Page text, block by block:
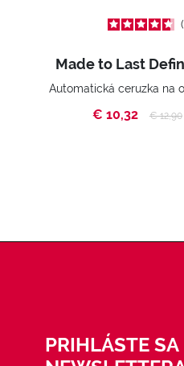
Made to Last
€ 10,32
Price
€ 12,90to
PRIHLÁSTE